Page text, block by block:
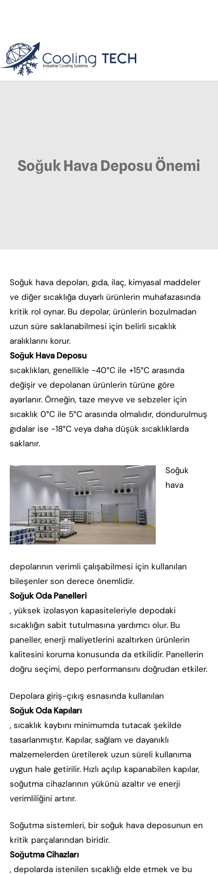
Soğuk Hava Deposu Önemi
Soğuk hava depoları, gıda, ilaç, kimyasal maddeler
ve diğer sıcaklığa duyarlı ürünlerin muhafazasında
kritik rol oynar. Bu depolar, ürünlerin bozulmadan
uzun süre saklanabilmesi için belirli sıcaklık
aralıklarını korur.
Soğuk Hava Deposu
sıcaklıkları, genellikle -40°C ile +15°C arasında
değişir ve depolanan ürünlerin türüne göre
ayarlanır. Örneğin, taze meyve ve sebzeler için
sıcaklık 0°C ile 5°C arasında olmalıdır, dondurulmuş
gıdalar ise -18°C veya daha düşük sıcaklıklarda
saklanır.
Soğuk
hava
depolarının verimli çalışabilmesi için kullanılan
bileşenler son derece önemlidir.
Soğuk Oda Panelleri
, yüksek izolasyon kapasiteleriyle depodaki
sıcaklığın sabit tutulmasına yardımcı olur. Bu
paneller, enerji maliyetlerini azaltırken ürünlerin
kalitesini koruma konusunda da etkilidir. Panellerin
doğru seçimi, depo performansını doğrudan etkiler.
Depolara giriş-çıkış esnasında kullanılan
Soğuk Oda Kapıları
, sıcaklık kaybını minimumda tutacak şekilde
tasarlanmıştır. Kapılar, sağlam ve dayanıklı
malzemelerden üretilerek uzun süreli kullanıma
uygun hale getirilir. Hızlı açılıp kapanabilen kapılar,
soğutma cihazlarının yükünü azaltır ve enerji
verimliliğini artırır.
Soğutma sistemleri, bir soğuk hava deposunun en
kritik parçalarından biridir.
Soğutma Cihazları
, depolarda istenilen sıcaklığı elde etmek ve bu